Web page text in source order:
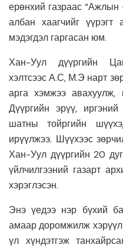
ерөнхий газраас “Ажлын
албан хаагчийг үүрэгт
мэдэгдэл гаргасан юм.
Хан-Уул дүүргийн
хэлтсээс А.С, М.Э нарт
арга хэмжээ авахуулж,
Дүүргийн эрүү,
шатны тойргийн
ирүүлжээ. Шүүхээс
Хан-Уул дүүргийн 20
үйлчилгээний газарт
хэрэглэсэн.
Энэ үедээ нэр бүхий
амаар доромжилж хэрүүл
үл хүндэтгэж